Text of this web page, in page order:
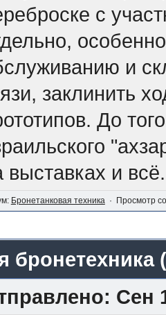
с
и
заклинить
До
выставках и всё.
Бронетанковая техника· Просмотр
бронетехника
Сен